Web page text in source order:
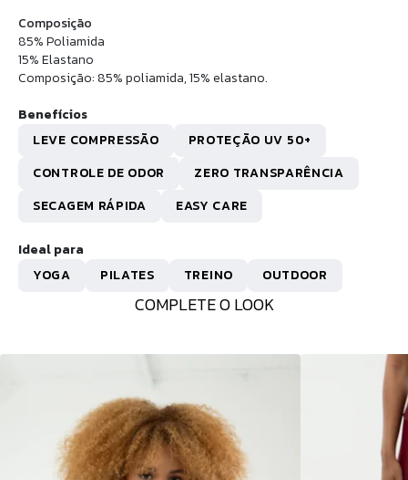
COMPLETE O LOOK
Composição
85% Poliamida
15% Elastano
Composição: 85% poliamida, 15% elastano.
Benefícios
LEVE COMPRESSÃO
PROTEÇÃO UV 50+
CONTROLE DE ODOR
ZERO TRANSPARÊNCIA
SECAGEM RÁPIDA
EASY CARE
Ideal para
YOGA
PILATES TREINO OUTDOOR